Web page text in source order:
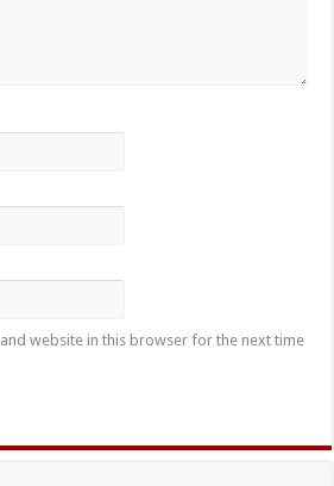
and website in this browser for the next time